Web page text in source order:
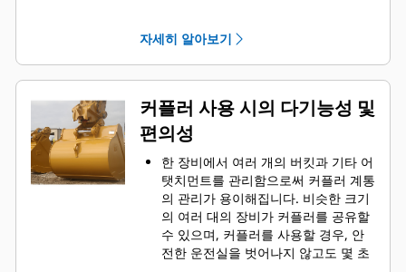
Cat 지상 결합 작업 툴(GET)로, 자재와
주로 많이 접촉되는 버킷의 마모가 심
한 지역을 보호합니다
Cat Advansys
GET로 까다로운 작
업에서 높은 생산성을 올리고, 자재 침
투력을 향상시키고, 사이클 시간을 가
속화합니다
Advansys 해머 미사용 GET 계통으로
팁을 그 어느 때보다 빠르게 장착하고
제거합니다
CapSure Retention으로 기본적인 공
구만을 사용하여 팁과 어댑터를 안전
하게 장착합니다
자세히 알아보기
커플러 사용 시의 다기능성 및
편의성
한 장비에서 여러 개의 버킷과 기타 어
탯치먼트를 관리함으로써 커플러 계통
의 관리가 용이해집니다. 비슷한 크기
의 여러 대의 장비가 커플러를 공유할
수 있으며, 커플러를 사용할 경우, 안
전한 운전실을 벗어나지 않고도 몇 초